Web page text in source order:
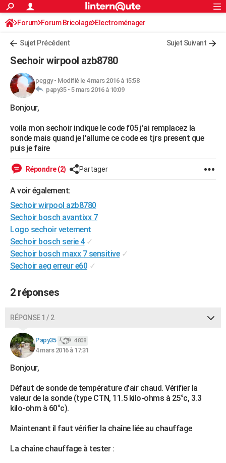
ACTUALITÉS
Politique
Société
Faits Divers
Education
Monde
Villes
+
FINANCE
Retraite
Impôts
Epargne
Immobilier
Risques naturels par ville
Banque
Assurance
Crédit
AUTO
Essais
Réserver un essai
Citadines
Berlines
SUV
Forum auto
+HIGH-TECH
Mobiles
Meilleur smartphone
Internet
Ordinateurs
Jeux vidéo
Guide high-tech
+BRICOLAGE
Forum
Aménagement intérieur
Extérieur
Cuisine
Salle de bains
Jardinage
Rangement
Guides de France
Escapades
Patrimoine
Expositions
Musées
Week-end nature
Art de vivre
Bien-être
Loisirs
Mode
Modes de vie
Alimentation
Guide de la santé
Maladies
Médicaments
Sommeil
VOYAGE
Destinations
City break
Voyage nature
Voyage de noces
Forum
Climat
PHOTO
GUIDES D'ACHAT
CARTE DE VOEUX
Carte de Noël
Carte Bonne année
Carte Saint-Valentin
Carte Pâques
Carte d'anniversaire
DICTIONNAIRE
Dictionnaire
Biographies
Citations
Expressions
Proverbes
PROGRAMME TV
FORUM
S'inscrire
Connexion
Forum Forum Bricolage Electroménager
Sujet Précédent Sujet Suivant
Sechoir wirpool azb8780
peggy- Modifié le 4 mars 2016 à 15:58
papy35 - 5 mars 2016 à 10:09
Bonjour,
voila mon sechoir indique le code f05 j'ai remplacez la
sonde mais quand je l'allume ce code es tjrs present que
puis je faire
Répondre (2) Partager
A voir également:
Sechoir wirpool azb8780
Sechoir bosch avantixx 7
Logo sechoir vetement
Sechoir bosch serie 4 ✓
Sechoir bosch maxx 7 sensitive ✓
Sechoir aeg erreur e60 ✓
2 réponses
RÉPONSE 1 / 2
Papy35 4 808
4 mars 2016 à 17:31
Bonjour,
Défaut de sonde de température d'air chaud. Vérifier la
valeur de la sonde (type CTN, 11.5 kilo-ohms à 25°c, 3.3
kilo-ohm à 60°c).
Maintenant il faut vérifier la chaîne liée au chauffage
La chaîne chauffage à tester :